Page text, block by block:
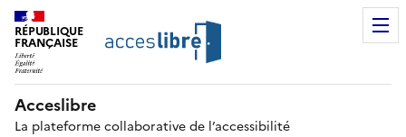
RÉPUBLIQUE
FRANÇAISE
Acceslibre
La plateforme collaborative de l’accessibilité